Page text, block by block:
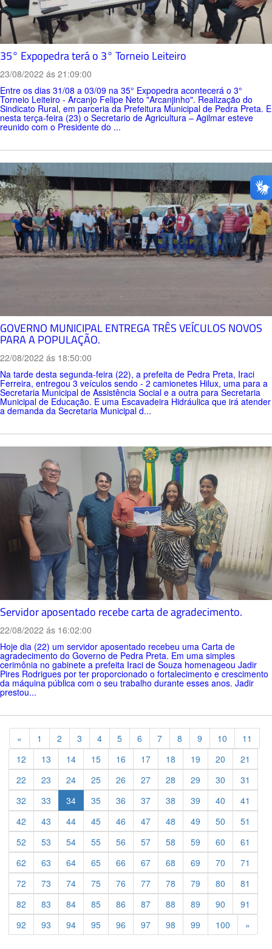
35° Expopedra terá o 3° Torneio Leiteiro
23/08/2022 ás 21:09:00
Entre os dias 31/08 a 03/09 na 35° Expopedra acontecerá o 3°
Torneio Leiteiro - Arcanjo Felipe Neto "Arcanjinho". Realização do
Sindicato Rural, em parceria da Prefeitura Municipal de Pedra Preta. E
nesta terça-feira (23) o Secretario de Agricultura – Agilmar esteve
reunido com o Presidente do ...
GOVERNO MUNICIPAL ENTREGA TRÊS VEÍCULOS NOVOS
PARA A POPULAÇÃO.
22/08/2022 ás 18:50:00
Na tarde desta segunda-feira (22), a prefeita de Pedra Preta, Iraci
Ferreira, entregou 3 veículos sendo - 2 camionetes Hilux, uma para a
Secretaria Municipal de Assistência Social e a outra para Secretaria
Municipal de Educação. E uma Escavadeira Hidráulica que irá atender
a demanda da Secretaria Municipal d...
Servidor aposentado recebe carta de agradecimento.
22/08/2022 ás 16:02:00
Hoje dia (22) um servidor aposentado recebeu uma Carta de
agradecimento do Governo de Pedra Preta. Em uma simples
cerimônia no gabinete a prefeita Iraci de Souza homenageou Jadir
Pires Rodrigues por ter proporcionado o fortalecimento e crescimento
da máquina pública com o seu trabalho durante esses anos. Jadir
prestou...
« Previous
1 2 3 4 5 6 7 8 9 10
11
12
13 14 15 16 17 18 19 20
21
22
23 24 25 26 27 28 29 30
31
32
33 34 35 36 37 38 39 40
41
42
43 44 45 46 47 48 49 50
51
52
53 54 55 56 57 58 59 60
61
62
63 64 65 66 67 68 69 70
71
72
73 74 75 76 77 78 79 80
81
82
83 84 85 86 87 88 89 90
91
92
93 94 95 96 97 98 99 100 »